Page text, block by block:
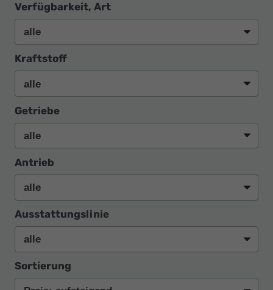
Verfügbarkeit, Art
Kraftstoff
Getriebe
Antrieb
Ausstattungslinie
Sortierung